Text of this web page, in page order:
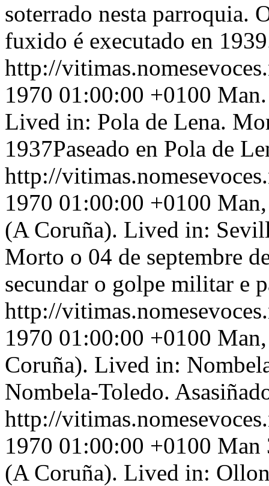
soterrado nesta parroquia.
fuxido é executado en
http://
1970 01:00:00 +0100
Lived in: Pola de Lena.
1937Paseado en Pola de
http://
1970 01:00:00 +0100
(A Coruña). Lived in:
Morto o 04 de septembre
secundar o golpe militar e
http://
1970 01:00:00 +0100
Coruña). Lived in:
Nombela-Toledo.
http://
1970 01:00:00 +0100 Man
(A Coruña). Lived in: